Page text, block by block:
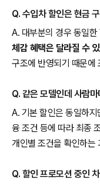
Q. 수입차 할인은 현금
A. 대부분의 경우 동일
체감 혜택은 달라질 수
구조에 반영되기 때문에
Q. 같은 모델인데 사람
A. 기본 할인은 동일하지
융 조건 등에 따라 최종
개인별 조건을 확인하는
Q. 할인 프로모션 중인